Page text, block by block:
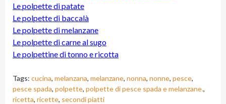
Le polpette di patate
Le polpette di baccalà
Le polpette di melanzane
Le polpette di carne al sugo
Le polpettine di tonno e ricotta
Tags: cucina, melanzana, melanzane, nonna, nonne, pesce,
pesce spada, polpette, polpette di pesce spada e melanzane.,
ricetta, ricette, secondi piatti